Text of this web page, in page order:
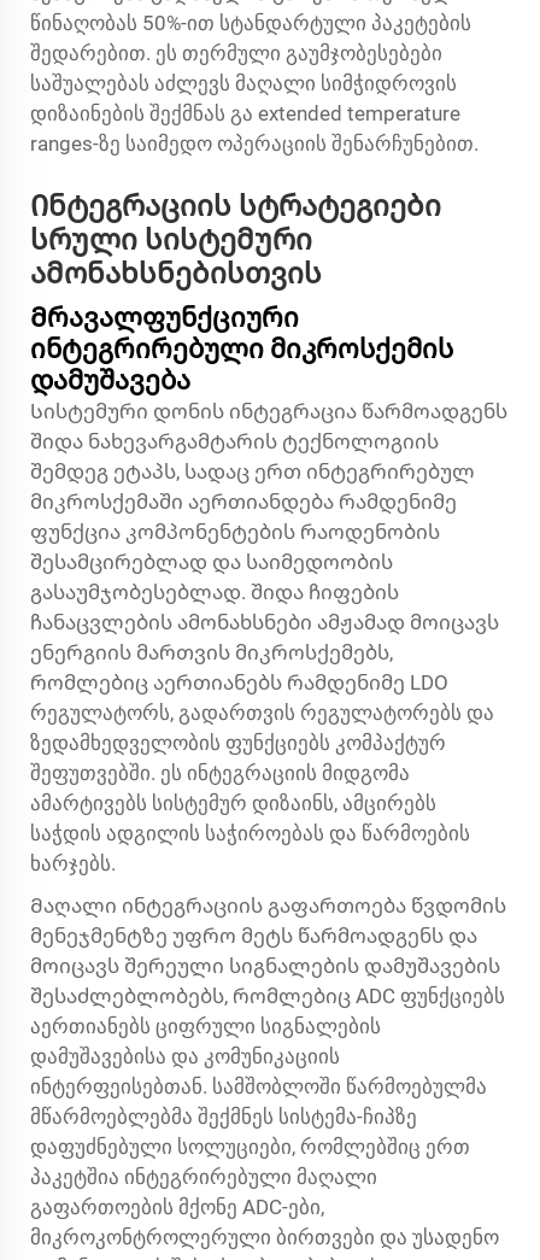
წინაღობას 50%-ით სტანდარტული პაკეტების
შედარებით. ეს თერმული გაუმჯობესებები
საშუალებას აძლევს მაღალი სიმჭიდროვის
დიზაინების შექმნას გა extended temperature
ranges-ზე საიმედო ოპერაციის შენარჩუნებით.
Ინტეგრაციის სტრატეგიები
სრული სისტემური
ამონახსნებისთვის
Მრავალფუნქციური
ინტეგრირებული მიკროსქემის
დამუშავება
Სისტემური დონის ინტეგრაცია წარმოადგენს
შიდა ნახევარგამტარის ტექნოლოგიის
შემდეგ ეტაპს, სადაც ერთ ინტეგრირებულ
მიკროსქემაში აერთიანდება რამდენიმე
ფუნქცია კომპონენტების რაოდენობის
შესამცირებლად და საიმედოობის
გასაუმჯობესებლად. შიდა ჩიფების
ჩანაცვლების ამონახსნები ამჟამად მოიცავს
ენერგიის მართვის მიკროსქემებს,
რომლებიც აერთიანებს რამდენიმე LDO
რეგულატორს, გადართვის რეგულატორებს და
ზედამხედველობის ფუნქციებს კომპაქტურ
შეფუთვებში. ეს ინტეგრაციის მიდგომა
ამარტივებს სისტემურ დიზაინს, ამცირებს
საჭდის ადგილის საჭიროებას და წარმოების
ხარჯებს.
Მაღალი ინტეგრაციის გაფართოება წვდომის
მენეჯმენტზე უფრო მეტს წარმოადგენს და
მოიცავს შერეული სიგნალების დამუშავების
შესაძლებლობებს, რომლებიც ADC ფუნქციებს
აერთიანებს ციფრული სიგნალების
დამუშავებისა და კომუნიკაციის
ინტერფეისებთან. სამშობლოში წარმოებულმა
მწარმოებლებმა შექმნეს სისტემა-ჩიპზე
დაფუძნებული სოლუციები, რომლებშიც ერთ
პაკეტშია ინტეგრირებული მაღალი
გაფართოების მქონე ADC-ები,
მიკროკონტროლერული ბირთვები და უსადენო